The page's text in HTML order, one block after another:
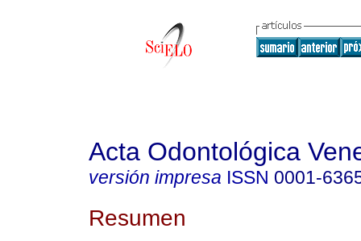
Acta Odontológica
versión impresa ISSN 0001-
Resumen